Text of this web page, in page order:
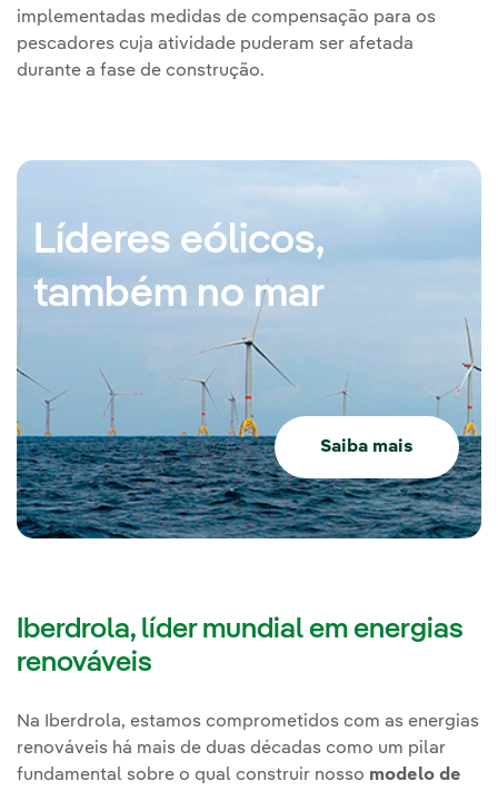
implementadas medidas de compensação para os
pescadores cuja atividade puderam ser afetada
durante a fase de construção.
Líderes eólicos,
também no mar
Saiba mais
Iberdrola, líder mundial em energias
renováveis
Na Iberdrola, estamos comprometidos com as energias
renováveis há mais de duas décadas como um pilar
fundamental sobre o qual construir nosso modelo de